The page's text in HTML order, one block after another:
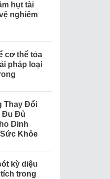
hụt tài
nghiêm
cơ thể tỏa
pháp loại
Thay Đổi
Đu Đủ
Dinh
Khỏe
kỳ diệu
trong